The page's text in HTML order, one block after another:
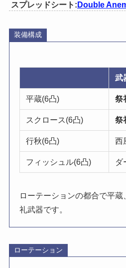
スプレッドシート: Double
装備構成
武
平蔵(6凸) 祭
スクロース(6凸) 祭
行秋(6凸) 西
フィッシュル(6凸) ダ
ローテーションの都合で平
礼武器です。
ローテーション